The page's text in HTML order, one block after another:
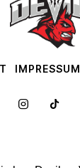
IMPRESSUM